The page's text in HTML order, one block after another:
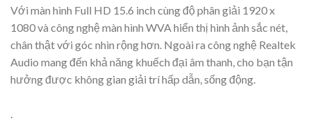
Với màn hình Full HD 15.6 inch cùng độ phân giải 1920 x
1080 và công nghệ màn hình WVA hiển thị hình ảnh sắc nét,
chân thật với góc nhìn rộng hơn. Ngoài ra công nghệ Realtek
Audio mang đến khả năng khuếch đại âm thanh, cho bạn tận
hưởng được không gian giải trí hấp dẫn, sống động.
.